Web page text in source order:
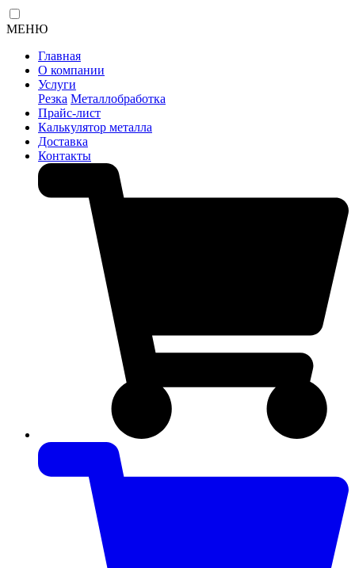
МЕНЮ
Главная
О компании
Услуги
Резка Металлобработка
Прайс-лист
Калькулятор металла
Доставка
Контакты